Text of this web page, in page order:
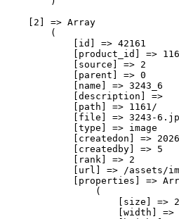
    [2] => Array
        (
            [id] => 42161
[product_id] =>
            [source] => 2
            [parent] => 0
            [name] => 3243_6
            [description] =>
            [path] => 1161/
[file] => 3243-
            [type] => image
[createdon] =>
            [createdby] => 5
            [rank] => 2
[url] => /assets/
[properties] =>
                (
[size] =>
[width] =>